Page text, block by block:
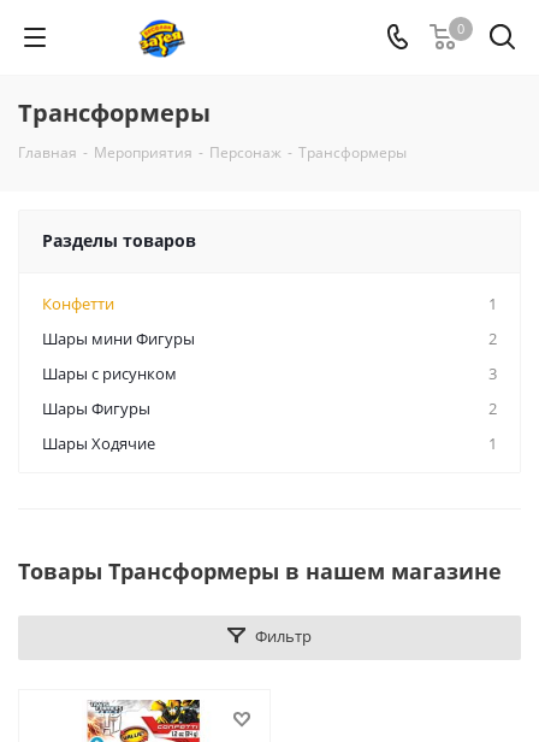
0
Трансформеры
Главная - Мероприятия - Персонаж - Трансформеры
Разделы товаров
Конфетти
1
Шары мини Фигуры
2
Шары с рисунком
3
Шары Фигуры
2
Шары Ходячие
1
Товары Трансформеры в нашем магазине
Фильтр